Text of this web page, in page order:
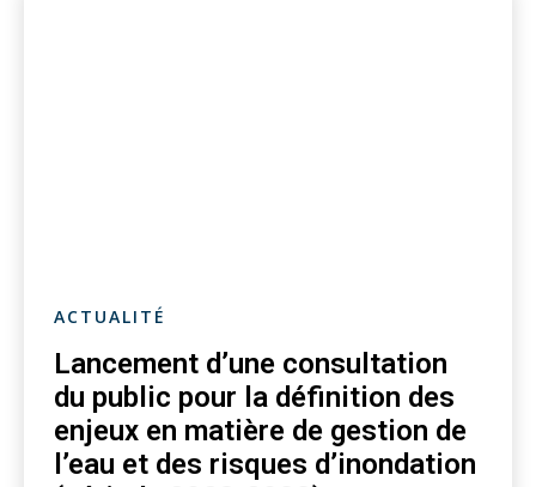
ACTUALITÉ
Lancement d’une consultation
du public pour la définition des
enjeux en matière de gestion de
l’eau et des risques d’inondation